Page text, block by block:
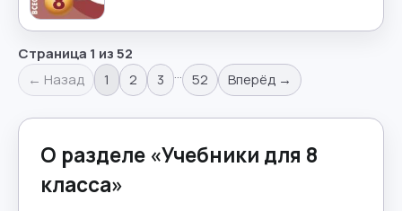
Страница 1 из52
← Назад
1 2 3 … 52 Вперёд →
О разделе «Учебники для 8
класса»